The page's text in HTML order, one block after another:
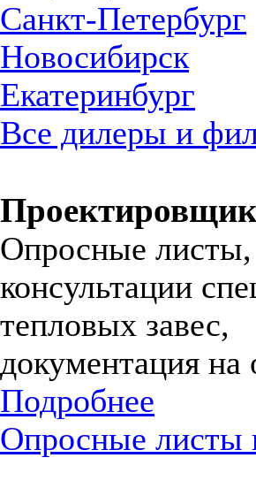
Санкт-Петербург
Новосибирск
Екатеринбург
Все дилеры и
Опросные листы,
консультации
тепловых завес,
документация на
Подробнее
Опросные листы